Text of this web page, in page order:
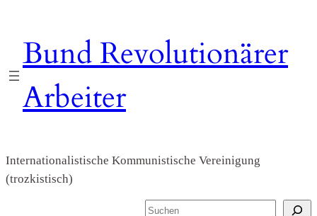
springen
Bund Revolutionärer
Arbeiter
Internationalistische Kommunistische Vereinigung
(trozkistisch)
S